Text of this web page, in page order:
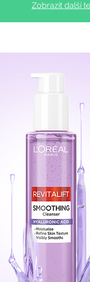
Zobrazit další